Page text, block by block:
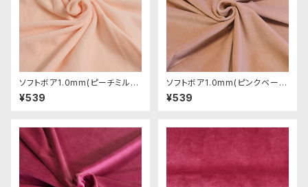
ソフトボア1.0mm(ピーチミル
ク)SSB053 ぬいぐるみ用短毛
ボア生地 20cm
¥539
ソフトボア1.0mm(ピンクベージ
ュ)SSB109 ぬいぐるみ用短毛
ボア生地 20cm
¥539